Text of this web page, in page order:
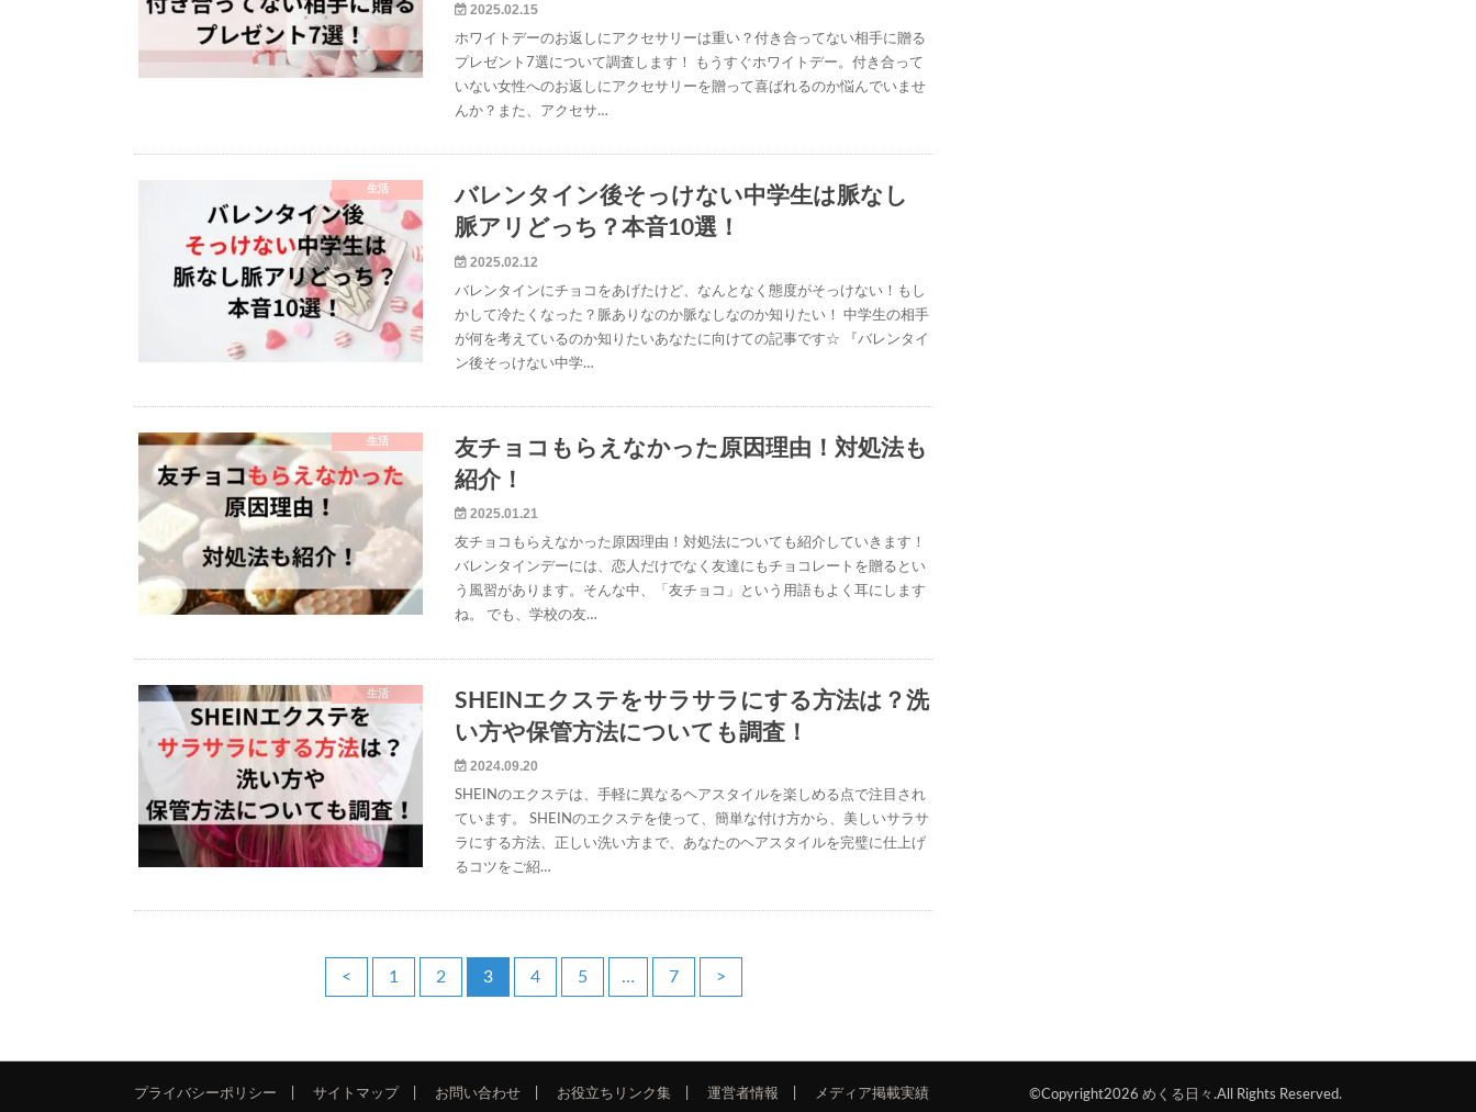
2025.02.15
ホワイトデーのお返しにアクセサリーは重い？付き合ってない相手に贈る
プレゼント7選について調査します！ もうすぐホワイトデー。付き合って
いない女性へのお返しにアクセサリーを贈って喜ばれるのか悩んでいませ
んか？また、アクセサ…
生活
バレンタイン後そっけない中学生は脈なし
脈アリどっち？本音10選！
2025.02.12
バレンタインにチョコをあげたけど、なんとなく態度がそっけない！もし
かして冷たくなった？脈ありなのか脈なしなのか知りたい！ 中学生の相手
が何を考えているのか知りたいあなたに向けての記事です☆ 『バレンタイ
ン後そっけない中学…
生活
友チョコもらえなかった原因理由！対処法も
紹介！
2025.01.21
友チョコもらえなかった原因理由！対処法についても紹介していきます！
バレンタインデーには、恋人だけでなく友達にもチョコレートを贈るとい
う風習があります。そんな中、「友チョコ」という用語もよく耳にします
ね。 でも、学校の友…
生活
SHEINエクステをサラサラにする方法は？洗
い方や保管方法についても調査！
2024.09.20
SHEINのエクステは、手軽に異なるヘアスタイルを楽しめる点で注目され
ています。 SHEINのエクステを使って、簡単な付け方から、美しいサラサ
ラにする方法、正しい洗い方まで、あなたのヘアスタイルを完璧に仕上げ
るコツをご紹…
< 1 2 3 4 5 … 7 >
プライバシーポリシー サイトマップ お問い合わせ お役立ちリンク集 運営者情報 メディア掲載実績 ©Copyright2026 めくる日々 .All Rights Reserved.